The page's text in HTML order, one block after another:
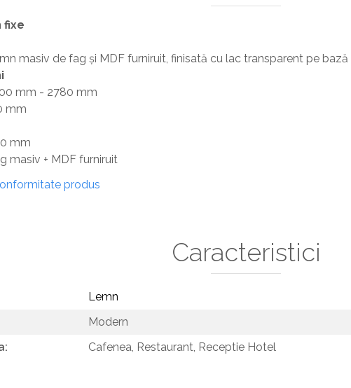
fixe
masiv de fag și MDF furniruit, finisată cu lac transparent pe bază
mm - 2780 mm
mm
mm
masiv + MDF furniruit
produs
Caracteristici
Lemn
Modern
Cafenea, Restaurant, Receptie Hotel